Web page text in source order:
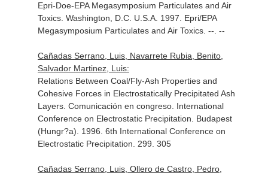
Epri-Doe-EPA Megasymposium Particulates and Air
Toxics. Washington, D.C. U.S.A. 1997. Epri/EPA
Megasymposium Particulates and Air Toxics. --. --
Cañadas Serrano, Luis, Navarrete Rubia, Benito,
Salvador Martinez, Luis:
Relations Between Coal/Fly-Ash Properties and
Cohesive Forces in Electrostatically Precipitated Ash
Layers. Comunicación en congreso. International
Conference on Electrostatic Precipitation. Budapest
(Hungr?a). 1996. 6th International Conference on
Electrostatic Precipitation. 299. 305
Cañadas Serrano, Luis, Ollero de Castro, Pedro,